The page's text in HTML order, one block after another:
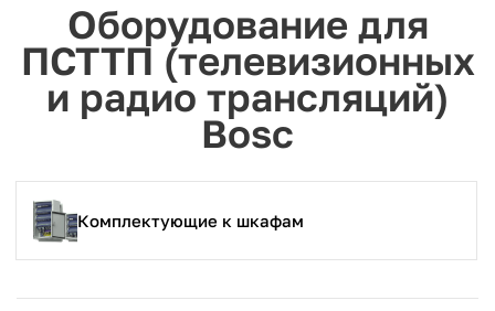
Оборудование для
ПСТТП (телевизионных
и радио трансляций)
Bosc
Комплектующие к шкафам